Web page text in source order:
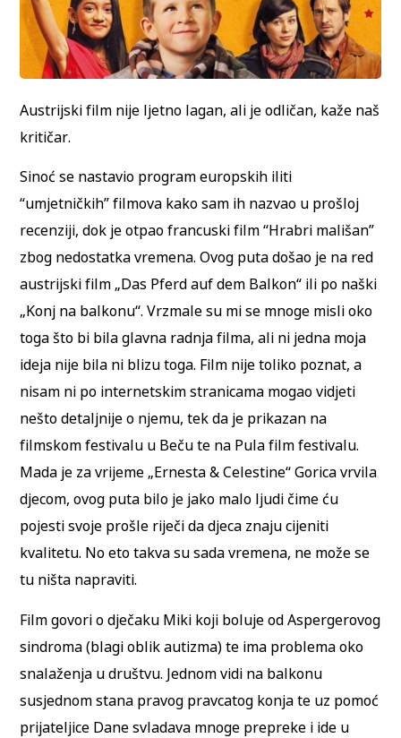
Austrijski film nije ljetno lagan, ali je odličan, kaže naš
kritičar.
Sinoć se nastavio program europskih iliti
“umjetničkih” filmova kako sam ih nazvao u prošloj
recenziji, dok je otpao francuski film “Hrabri mališan”
zbog nedostatka vremena. Ovog puta došao je na red
austrijski film „Das Pferd auf dem Balkon“ ili po naški
„Konj na balkonu“. Vrzmale su mi se mnoge misli oko
toga što bi bila glavna radnja filma, ali ni jedna moja
ideja nije bila ni blizu toga. Film nije toliko poznat, a
nisam ni po internetskim stranicama mogao vidjeti
nešto detaljnije o njemu, tek da je prikazan na
filmskom festivalu u Beču te na Pula film festivalu.
Mada je za vrijeme „Ernesta & Celestine“ Gorica vrvila
djecom, ovog puta bilo je jako malo ljudi čime ću
pojesti svoje prošle riječi da djeca znaju cijeniti
kvalitetu. No eto takva su sada vremena, ne može se
tu ništa napraviti.
Film govori o dječaku Miki koji boluje od Aspergerovog
sindroma (blagi oblik autizma) te ima problema oko
snalaženja u društvu. Jednom vidi na balkonu
susjednom stana pravog pravcatog konja te uz pomoć
prijateljice Dane svladava mnoge prepreke i ide u